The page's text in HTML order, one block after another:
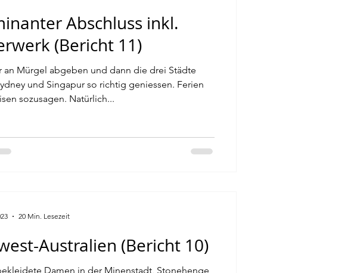
Abschluss inkl.
(Bericht 11)
an Mürgel abgeben und dann die drei Städte
und Singapur so richtig geniessen. Ferien
sozusagen. Natürlich...
Australien (Bericht 10)
Damen in der Minenstadt, Stonehenge
20 Min. Lesezeit